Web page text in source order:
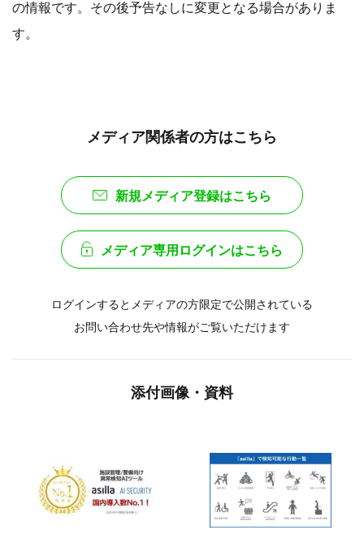
の情報です。その後予告なしに変更となる場合がありま
す。
メディア関係者の方はこちら
新規メディア登録はこちら
メディア専用ログインはこちら
ログインするとメディアの方限定で公開されている
お問い合わせ先や情報がご覧いただけます
添付画像・資料